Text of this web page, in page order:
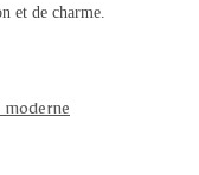
et de charme.
moderne